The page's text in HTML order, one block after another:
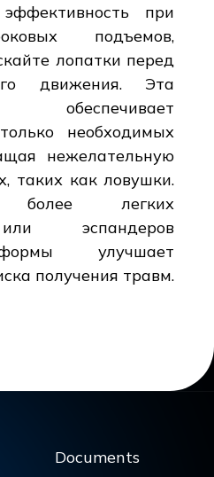
при
подъемов,
лопатки перед
движения. Эта
обеспечивает
необходимых
нежелательную
таких как ловушки.
более легких
эспандеров
улучшает
получения травм.
Documents